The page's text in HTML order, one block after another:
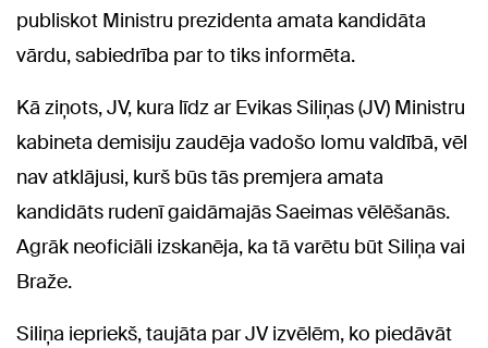
publiskot Ministru prezidenta amata kandidāta
vārdu, sabiedrība par to tiks informēta.
Kā ziņots, JV, kura līdz ar Evikas Siliņas (JV) Ministru
kabineta demisiju zaudēja vadošo lomu valdībā, vēl
nav atklājusi, kurš būs tās premjera amata
kandidāts rudenī gaidāmajās Saeimas vēlēšanās.
Agrāk neoficiāli izskanēja, ka tā varētu būt Siliņa vai
Braže.
Siliņa iepriekš, taujāta par JV izvēlēm, ko piedāvāt